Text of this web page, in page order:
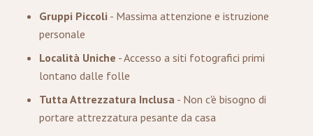
Gruppi Piccoli - Massima attenzione e istruzione
personale
Località Uniche - Accesso a siti fotografici primi
lontano dalle folle
Tutta Attrezzatura Inclusa - Non c'è bisogno di
portare attrezzatura pesante da casa